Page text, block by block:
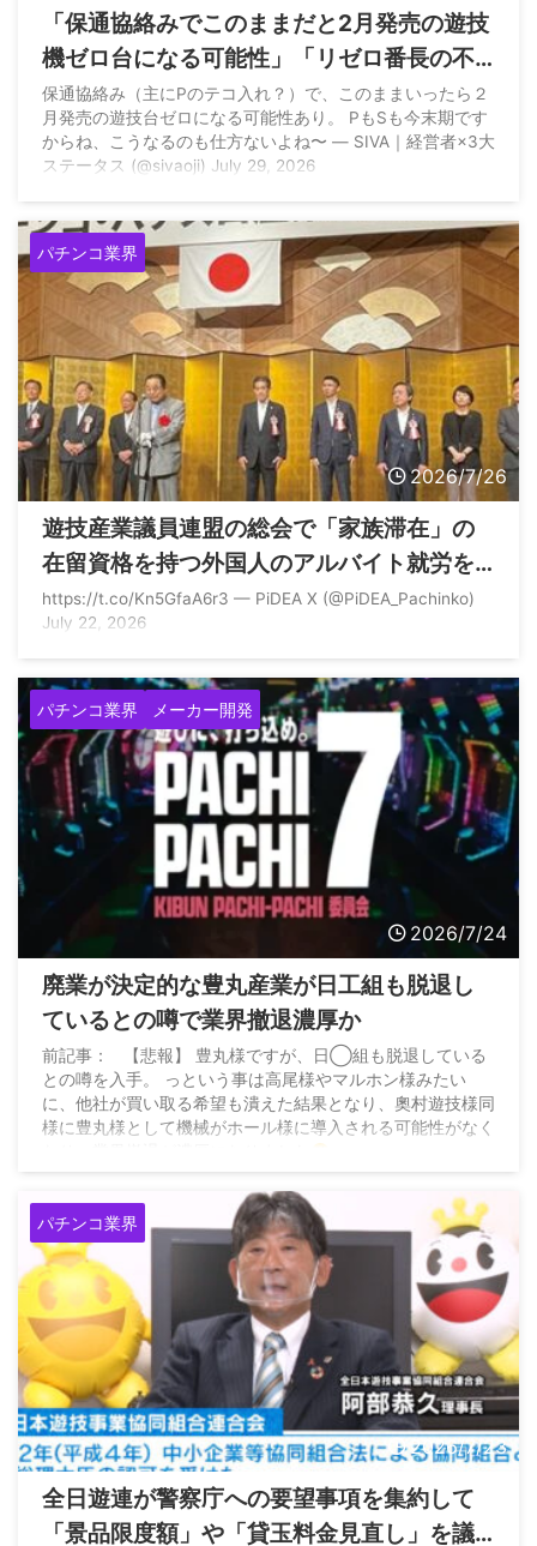
「保通協絡みでこのままだと2月発売の遊技
機ゼロ台になる可能性」「リゼロ番長の不
正基板の犯人が関西でめくれる」など経営
者が匂わす
保通協絡み（主にPのテコ入れ？）で、このままいったら２
月発売の遊技台ゼロになる可能性あり。 PもSも今末期です
からね、こうなるのも仕方ないよね〜 — SIVA｜経営者×3大
ステータス (@sivaoji) July 29, 2026
パチンコ業界
2026/7/26
遊技産業議員連盟の総会で「家族滞在」の
在留資格を持つ外国人のアルバイト就労を
認める方向性が示されるも道のりは遠そう
https://t.co/Kn5GfaA6r3 — PiDEA X (@PiDEA_Pachinko)
July 22, 2026
パチンコ業界 メーカー開発
2026/7/24
廃業が決定的な豊丸産業が日工組も脱退し
ているとの噂で業界撤退濃厚か
前記事： 【悲報】 豊丸様ですが、日◯組も脱退している
との噂を入手。 っという事は高尾様やマルホン様みたい
に、他社が買い取る希望も潰えた結果となり、奧村遊技様同
様に豊丸様として機械がホール様に導入される可能性がなく
い無し (@umeko777kirari) July 24, 2026
パチンコ業界
2026/7/23
全日遊連が警察庁への要望事項を集約して
「景品限度額」や「貸玉料金見直し」を議